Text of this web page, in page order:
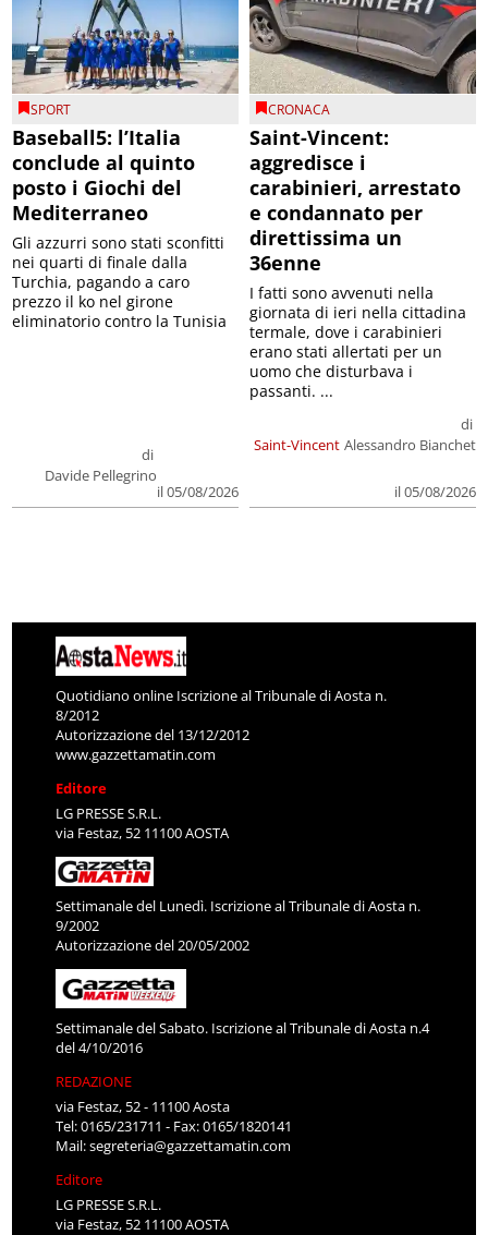
SPORT
Baseball5: l’Italia
conclude al quinto
posto i Giochi del
Mediterraneo
di
Davide Pellegrino
il 05/08/2026
Gli azzurri sono stati sconfitti
nei quarti di finale dalla
Turchia, pagando a caro
prezzo il ko nel girone
eliminatorio contro la Tunisia
CRONACA
Saint-Vincent:
aggredisce i
carabinieri, arrestato
e condannato per
direttissima un
36enne
Saint-Vincent
di
Alessandro Bianchet
il 05/08/2026
I fatti sono avvenuti nella
giornata di ieri nella cittadina
termale, dove i carabinieri
erano stati allertati per un
uomo che disturbava i
passanti. ...
Quotidiano online Iscrizione al Tribunale di Aosta n.
8/2012
Autorizzazione del 13/12/2012
www.gazzettamatin.com
Editore
LG PRESSE S.R.L.
via Festaz, 52 11100 AOSTA
Settimanale del Lunedì. Iscrizione al Tribunale di Aosta n.
9/2002
Autorizzazione del 20/05/2002
Settimanale del Sabato. Iscrizione al Tribunale di Aosta n.4
del 4/10/2016
REDAZIONE
via Festaz, 52 - 11100 Aosta
Tel: 0165/231711 - Fax: 0165/1820141
Mail:segreteria@gazzettamatin.com
Editore
LG PRESSE S.R.L.
via Festaz, 52 11100 AOSTA